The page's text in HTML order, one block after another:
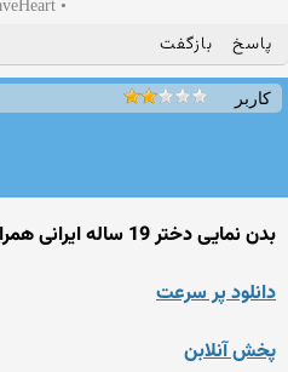
• BraveHeart •
پاسخ بازگفت
کاربر
بدن نمایی دختر 19 ساله ایرانی همراه با چهره
دانلود پر سرعت
پخش آنلابن